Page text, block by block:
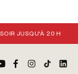
JUSQU'À 20 H